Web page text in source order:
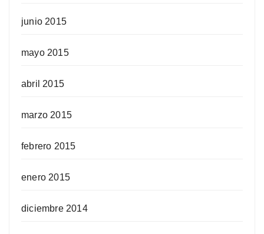
junio 2015
mayo 2015
abril 2015
marzo 2015
febrero 2015
enero 2015
diciembre 2014